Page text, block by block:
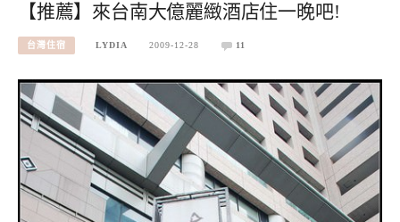
【推薦】來台南大億麗緻酒店住一晚吧!
台灣住宿 LYDIA 2009-12-28 11